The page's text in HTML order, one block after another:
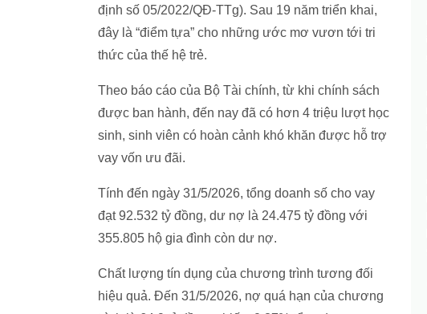
định số 05/2022/QĐ-TTg). Sau 19 năm triển khai,
đây là “điểm tựa” cho những ước mơ vươn tới tri
thức của thế hệ trẻ.
Theo báo cáo của Bộ Tài chính, từ khi chính sách
được ban hành, đến nay đã có hơn 4 triệu lượt học
sinh, sinh viên có hoàn cảnh khó khăn được hỗ trợ
vay vốn ưu đãi.
Tính đến ngày 31/5/2026, tổng doanh số cho vay
đạt 92.532 tỷ đồng, dư nợ là 24.475 tỷ đồng với
355.805 hộ gia đình còn dư nợ.
Chất lượng tín dụng của chương trình tương đối
hiệu quả. Đến 31/5/2026, nợ quá hạn của chương